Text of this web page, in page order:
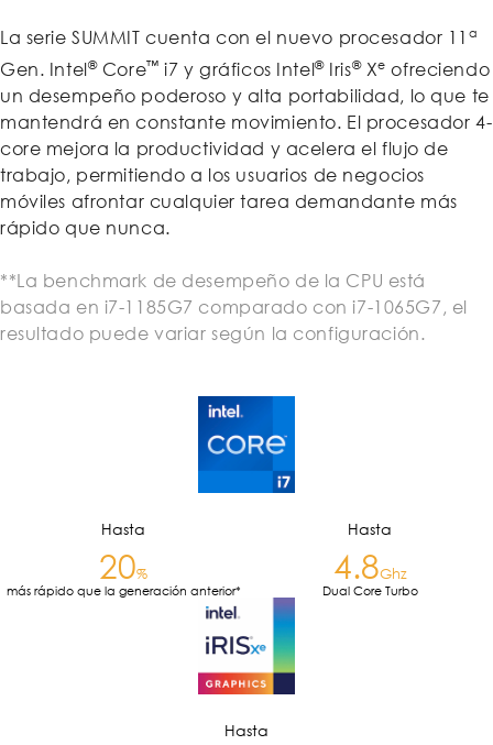
La serie SUMMIT cuenta con el nuevo procesador 11 a
Gen. Intel®Core™ i7 y gráficos Intel®Iris®Xe ofreciendo
un desempeño poderoso y alta portabilidad, lo que te
mantendrá en constante movimiento. El procesador 4-
core mejora la productividad y acelera el flujo de
trabajo, permitiendo a los usuarios de negocios
móviles afrontar cualquier tarea demandante más
rápido que nunca.
**La benchmark de desempeño de la CPU está
basada en i7-1185G7 comparado con i7-1065G7, el
resultado puede variar según la configuración.
Hasta
20%
más rápido que la generación anterior*
Hasta
4.8Ghz
Dual Core Turbo
Hasta